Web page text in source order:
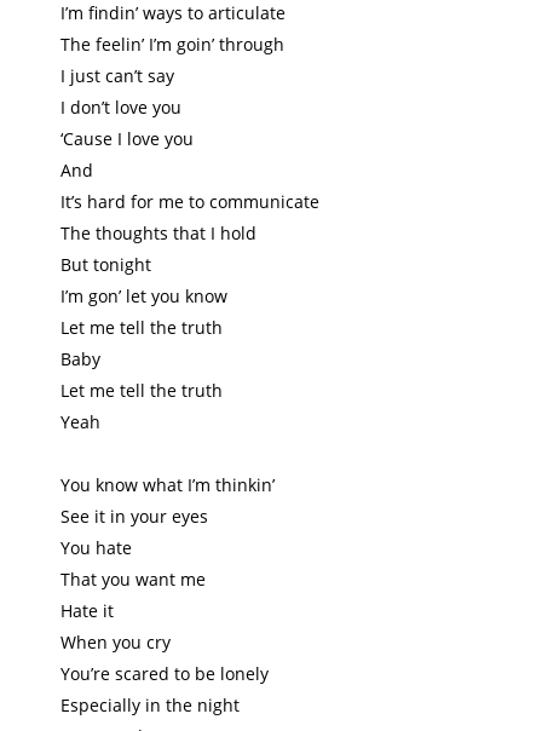
I’m findin’ ways to articulate
The feelin’ I’m goin’ through
I just can’t say
I don’t love you
‘Cause I love you
And
It’s hard for me to communicate
The thoughts that I hold
But tonight
I’m gon’ let you know
Let me tell the truth
Baby
Let me tell the truth
Yeah
You know what I’m thinkin’
See it in your eyes
You hate
That you want me
Hate it
When you cry
You’re scared to be lonely
Especially in the night